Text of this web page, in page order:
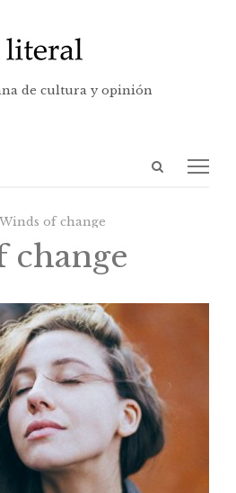
de cultura y opinión
Abrir
Winds of change